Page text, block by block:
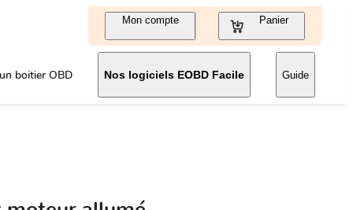
Mon compte Panier
boitier OBD Nos logiciels EOBD Facile Guide